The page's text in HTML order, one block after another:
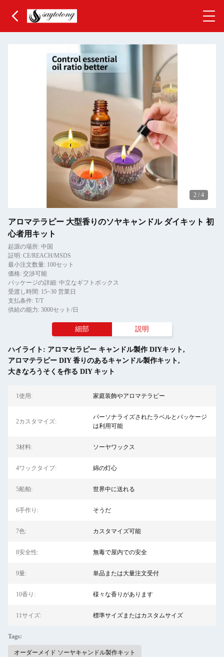
3 / 4
アロマテラピー 大型香りのソヤキャンドル ダイキット 初
心者用キット
起源の場所: 中国
証明: CE/REACH/MSDS
最小注文数量: 100セット
価格: 交渉可能
パッケージの詳細: 中立なギフトボックス
受渡し時間: 15~30 営業日
支払条件: T/T
供給の能力: 3000セット/日
細部 説明
ハイライト: アロマセラピー キャンドル製作 DIYキット,
アロマテラピー DIY 香りのあるキャンドル製作キット,
大きなろうそくを作る DIY キット
1使用: 家庭装飾やアロマテラピー
2カスタマイズ:
パーソナライズされたラベルとパッケージ
は利用可能
3材料: ソーヤワックス
4ワックタイプ: 綿の灯心
5船舶: 世界中に送れる
6手作り: そうだ
7色: カスタマイズ可能
8安全性: 無毒で屋内での安全
9量: 単品または大量注文受付
10香り: 様々な香りがあります
11サイズ: 標準サイズまたはカスタムサイズ
Tags:
オーダーメイド ソーヤキャンドル製作キット